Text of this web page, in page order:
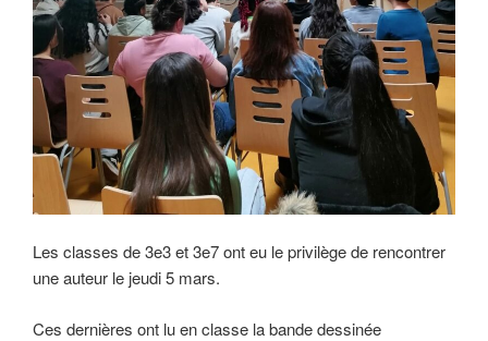
Les classes de 3e3 et 3e7 ont eu le privilège de rencontrer
une auteur le jeudi 5 mars.
Ces dernières ont lu en classe la bande dessinée